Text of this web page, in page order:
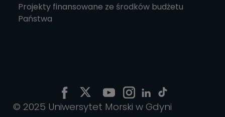
Projekty finansowane ze środków budżetu
Państwa
© 2025 Uniwersytet Morski w Gdyni